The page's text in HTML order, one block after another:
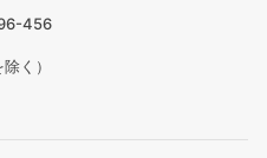
456
く）